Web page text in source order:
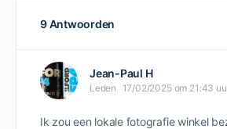
9 Antwoorden
Jean-Paul H
Leden 17/02/2025 om 21:43
Ik zou een lokale fotografie winkel